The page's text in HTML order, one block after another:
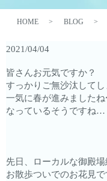
HOME BLOG
2021/04/04
皆さんお元気ですか？
すっかりご無沙汰して
一気に春が進みました
なっているそうですね…
先日、ローカルな御殿
お散歩ついでのお花見